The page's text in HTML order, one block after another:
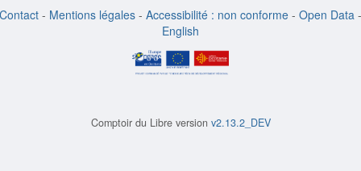
Contact - Mentions légales - Accessibilité : non conforme - Open Data -
English
Comptoir du Libre version v2.13.2_DEV